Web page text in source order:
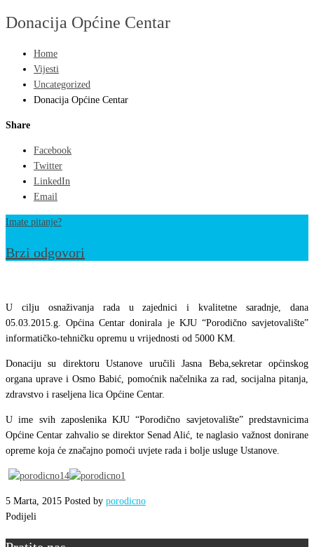
Donacija Općine Centar
Home
Vijesti
Uncategorized
Donacija Općine Centar
Share
Facebook
Twitter
LinkedIn
Email
Imate pitanje?
Brzi odgovori
Općine
Centar
U cilju osnaživanja rada u zajednici i kvalitetne saradnje, dana
05.03.2015.g. Općina Centar donirala je KJU “Porodično savjetovalište”
informatičko-tehničku opremu u vrijednosti od 5000 KM.
Donaciju su direktoru Ustanove uručili Jasna Beba,sekretar općinskog
organa uprave i Osmo Babić, pomoćnik načelnika za rad, socijalna pitanja,
zdravstvo i raseljena lica Općine Centar.
U ime svih zaposlenika KJU “Porodično savjetovalište” predstavnicima
Općine Centar zahvalio se direktor Senad Alić, te naglasio važnost donirane
opreme koja će značajno pomoći uvjete rada i bolje usluge Ustanove.
5 Marta, 2015 Posted by porodicno
Podijeli